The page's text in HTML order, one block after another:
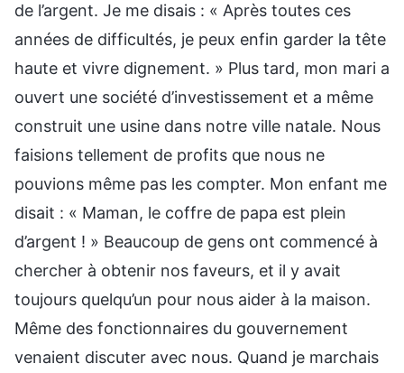
de l’argent. Je me disais : « Après toutes ces
années de difficultés, je peux enfin garder la tête
haute et vivre dignement. » Plus tard, mon mari a
ouvert une société d’investissement et a même
construit une usine dans notre ville natale. Nous
faisions tellement de profits que nous ne
pouvions même pas les compter. Mon enfant me
disait : « Maman, le coffre de papa est plein
d’argent ! » Beaucoup de gens ont commencé à
chercher à obtenir nos faveurs, et il y avait
toujours quelqu’un pour nous aider à la maison.
Même des fonctionnaires du gouvernement
venaient discuter avec nous. Quand je marchais